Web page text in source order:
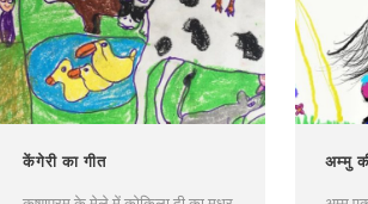
केंगेरी का गीत अम्मु